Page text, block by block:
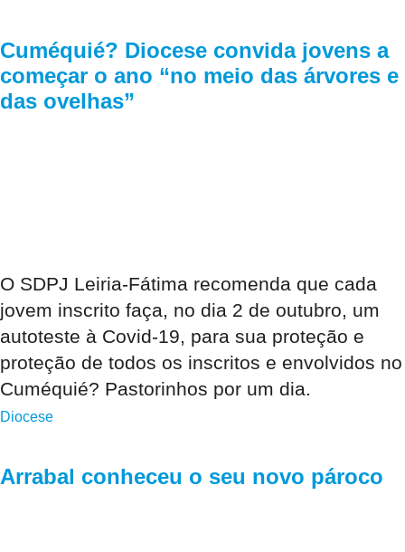
Cuméquié? Diocese convida jovens a
começar o ano “no meio das árvores e
das ovelhas”
O SDPJ Leiria-Fátima recomenda que cada
jovem inscrito faça, no dia 2 de outubro, um
autoteste à Covid-19, para sua proteção e
proteção de todos os inscritos e envolvidos no
Cuméquié? Pastorinhos por um dia.
Diocese
Arrabal conheceu o seu novo pároco